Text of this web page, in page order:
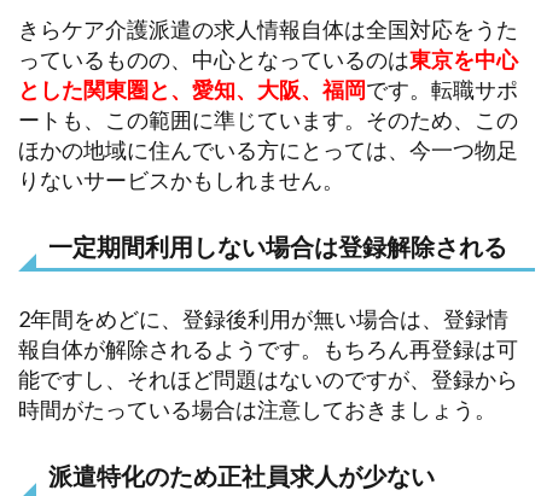
きらケア介護派遣の求人情報自体は全国対応をうた
っているものの、中心となっているのは東京を中心
とした関東圏と、愛知、大阪、福岡です。転職サポ
ートも、この範囲に準じています。そのため、この
ほかの地域に住んでいる方にとっては、今一つ物足
りないサービスかもしれません。
一定期間利用しない場合は登録解除される
2年間をめどに、登録後利用が無い場合は、登録情
報自体が解除されるようです。もちろん再登録は可
能ですし、それほど問題はないのですが、登録から
時間がたっている場合は注意しておきましょう。
派遣特化のため正社員求人が少ない